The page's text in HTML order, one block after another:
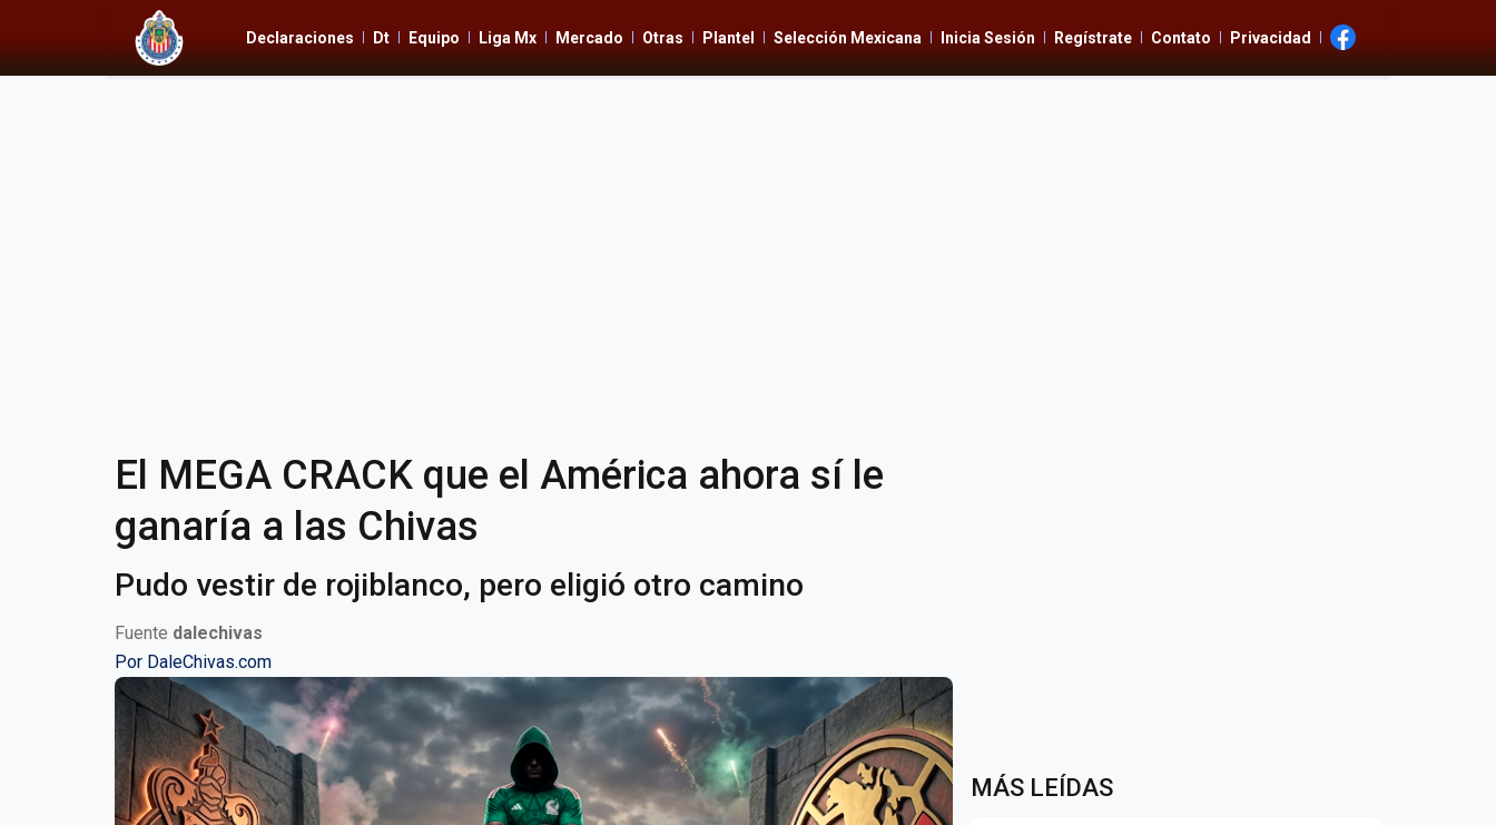
Declaraciones Dt Equipo Liga Mx Mercado Otras Plantel Selección Mexicana Inicia Sesión Regístrate Contato Privacidad
El MEGA CRACK que el América ahora sí le
ganaría a las Chivas
Pudo vestir de rojiblanco, pero eligió otro camino
Fuente dalechivas
Por DaleChivas.com
MÁS LEÍDAS